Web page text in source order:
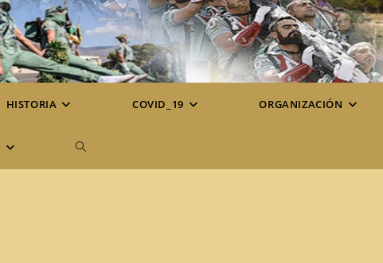
HISTORIA COVID_19 ORGANIZACIÓN
Alternar